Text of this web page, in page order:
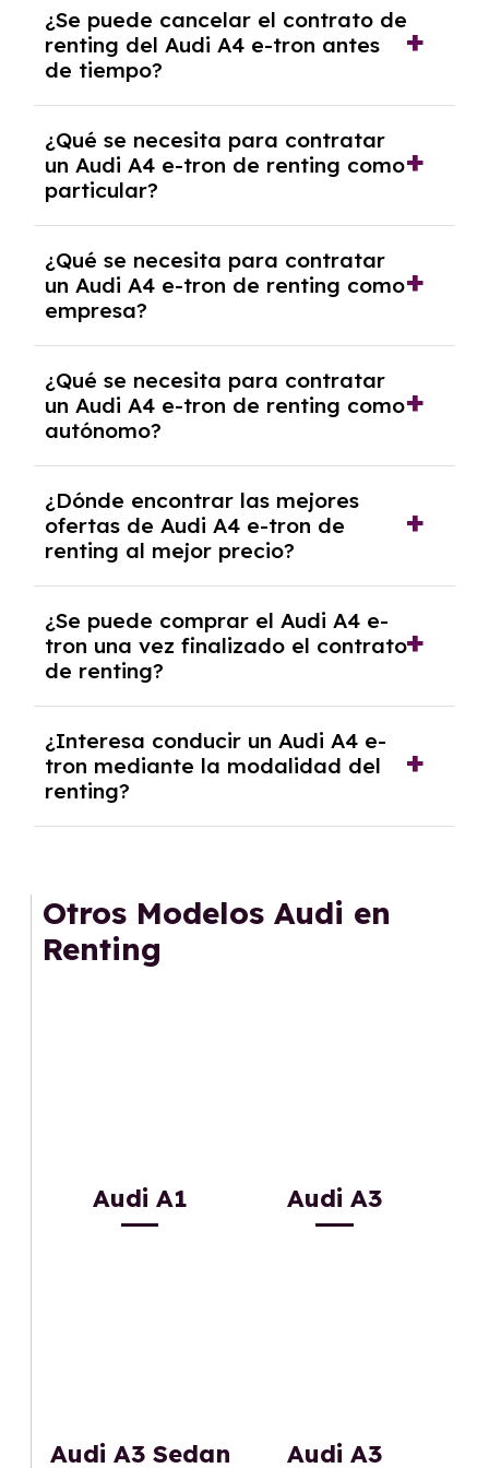
tendrás que pagar ningún tipo de entrada
salvo en casos que lo exija el proveedor
debido al resultado del estudio de viabilidad
económica.
¿Se puede cancelar el contrato de
renting del Audi A4 e-tron antes
de tiempo?
pero puede haber penalizaciones por
cancelación anticipada. Es importante revisar
las condiciones del contrato y hablar con un
experto que te asesore.
¿Qué se necesita para contratar
un Audi A4 e-tron de renting como
particular?
y, en algunos casos, una consulta de solvencia
crediticia y un pago inicial.
¿Qué se necesita para contratar
un Audi A4 e-tron de renting como
empresa?
documentación financiera y, en algunos
casos, un informe de solvencia de la empresa
y un pago inicial.
¿Qué se necesita para contratar
un Audi A4 e-tron de renting como
autónomo?
autónomos, justificante de ingresos y, en
algunos casos, un informe fiscal y un pago
inicial.
¿Dónde encontrar las mejores
ofertas de Audi A4 e-tron de
renting al mejor precio?
mejores ofertas de vehículos de renting con
todos los gastos incluidos y sin pagar
entradas.
¿Se puede comprar el Audi A4 e-
tron una vez finalizado el contrato
de renting?
renting se puede adquirir el coche. En este
caso tendrán que analizar los años, la
cantidad de kilómetros recorridos y el coste
del mercado actual.
¿Interesa conducir un Audi A4 e-
tron mediante la modalidad del
renting?
gusta cambiar de coche cada pocos años.
Otros Modelos Audi en
Renting
Audi A1 Audi A3
Audi A3 Sedan
Audi A3